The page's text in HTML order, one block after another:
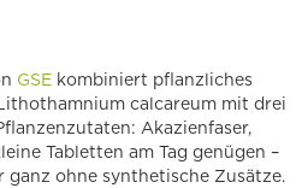
GSE kombiniert pflanzliches
calcareum mit drei
Akazienfaser,
Tabletten am Tag genügen –
ganz ohne synthetische Zusätze.